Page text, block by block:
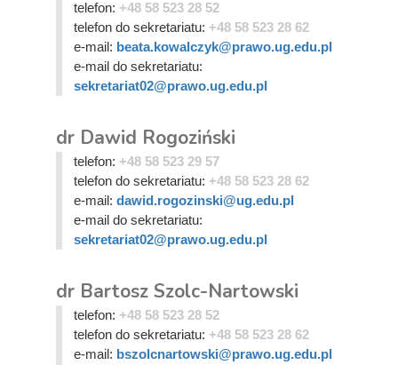
telefon: +48 58 523 28 52
telefon do sekretariatu: +48 58 523 28 62
e-mail: beata.kowalczyk@prawo.ug.edu.pl
e-mail do sekretariatu:
sekretariat02@prawo.ug.edu.pl
dr Dawid Rogoziński
telefon: +48 58 523 29 57
telefon do sekretariatu: +48 58 523 28 62
e-mail: dawid.rogozinski@ug.edu.pl
e-mail do sekretariatu:
sekretariat02@prawo.ug.edu.pl
dr Bartosz Szolc-Nartowski
telefon: +48 58 523 28 52
telefon do sekretariatu: +48 58 523 28 62
e-mail: bszolcnartowski@prawo.ug.edu.pl